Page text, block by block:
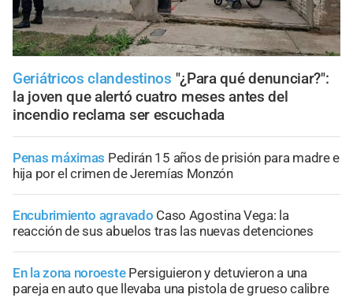
Geriátricos clandestinos "¿Para qué denunciar?":
la joven que alertó cuatro meses antes del
incendio reclama ser escuchada
Penas máximas Pedirán 15 años de prisión para madre e
hija por el crimen de Jeremías Monzón
Encubrimiento agravado Caso Agostina Vega: la
reacción de sus abuelos tras las nuevas detenciones
En la zona noroeste Persiguieron y detuvieron a una
pareja en auto que llevaba una pistola de grueso calibre